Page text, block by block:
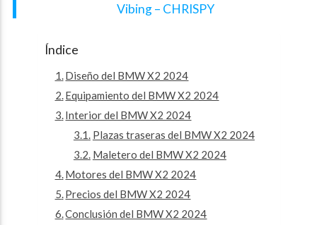
Vibing – CHRISPY
Índice
Diseño del BMW X2 2024
Equipamiento del BMW X2 2024
Interior del BMW X2 2024
Plazas traseras del BMW X2 2024
Maletero del BMW X2 2024
Motores del BMW X2 2024
Precios del BMW X2 2024
Conclusión del BMW X2 2024